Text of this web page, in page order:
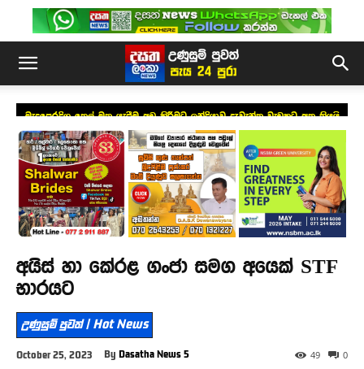
මැදපෙරදිග තෙල් මත යැපීම අඩු කිරීමට ඉන්දියාව දැවැන්ත වැඩකට අත තියයි
අයිස් හා කේරළ ගංජා සමග අයෙක් STF
භාරයට
උණුසුම් පුවත් | Hot News
October 25, 2023 By Dasatha News 5 0
49